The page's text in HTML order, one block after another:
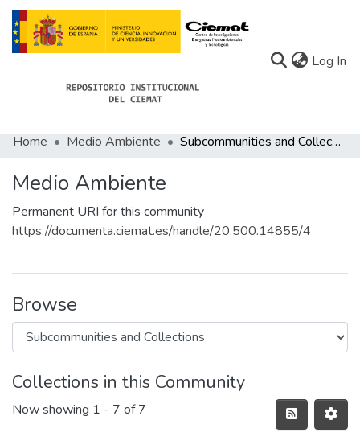
Log In
Communities
All of Docu-menta
Statistics
Home Medio Ambiente Subcommunities and Collections
Medio Ambiente
Permanent URI for this community
https://documenta.ciemat.es/handle/20.500.14855/4
Browse
Collections in this Community
Now showing 1 - 7 of 7